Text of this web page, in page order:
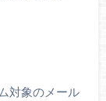
対象のメール